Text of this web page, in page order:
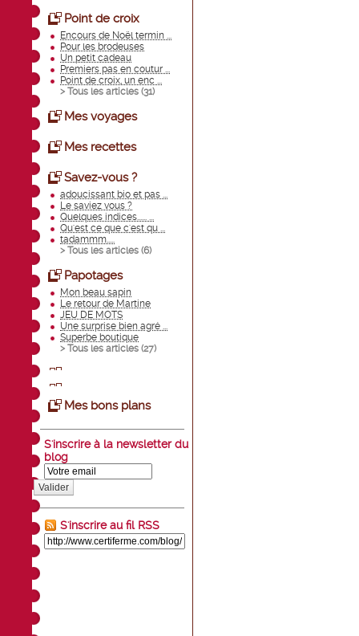
Point de croix
Encours de Noël termin ...
Pour les brodeuses
Un petit cadeau
Premiers pas en coutur ...
Point de croix, un enc ...
> Tous les articles (31)
Mes voyages
Mes recettes
Savez-vous ?
adoucissant bio et pas ...
Le saviez vous ?
Quelques indices...... ...
Qu'est ce que c'est qu ...
tadammm.....
> Tous les articles (6)
Papotages
Mon beau sapin
Le retour de Martine
JEU DE MOTS
Une surprise bien agré ...
Superbe boutique
> Tous les articles (27)
Mes bons plans
S'inscrire à la newsletter du
blog
Valider
S'inscrire au fil RSS